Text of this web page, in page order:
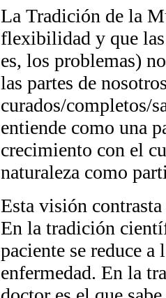
La Tradición de la
flexibilidad y que
es, los problemas)
las partes de
curados/completos/
entiende como una
crecimiento con el
naturaleza como
Esta visión
En la tradición
paciente se reduce a
enfermedad. En la